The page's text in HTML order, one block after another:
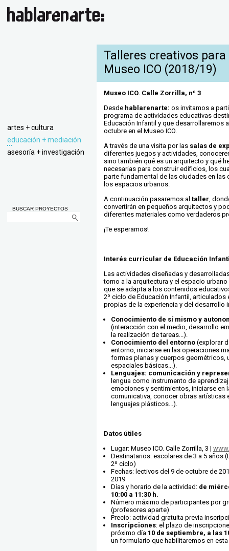
artes + cultura
educación + mediación
asesoría + investigación
BUSCAR PROYECTOS
Talleres creativos
Museo ICO (2018/19)
Museo ICO. Calle Zorrilla, nº 3
Desde hablarenarte: os invitamos a
programa de actividades educativas
Educación Infantil y que desarrollaremos
octubre en el Museo ICO.
A través de una visita por las salas de
diferentes juegos y actividades,
sino también qué es un arquitecto y qué
necesarias para construir edificios, los
parte fundamental de las ciudades en las
los espacios urbanos.
A continuación pasaremos al taller,
convertirán en pequeños arquitectos y
diferentes materiales como verdaderos
¡Te esperamos!
Interés curricular de Educación
Las actividades diseñadas y
torno a la arquitectura y el espacio
que se adapta a los contenidos
2º ciclo de Educación Infantil, articulados
propias de la experiencia y del desarrollo
Conocimiento de sí mismo y
(interacción con el medio, desarrollo
la realización de tareas...).
Conocimiento del entorno (explorar
entorno, iniciarse en las operaciones
formas planas y cuerpos geométricos,
espaciales básicas...).
Lenguajes: comunicación y
lengua como instrumento de
emociones y sentimientos, iniciarse en
comunicativa, conocer obras artísticas
lenguajes plásticos...).
Datos útiles
Lugar: Museo ICO. Calle Zorrilla, 3 |
Destinatarios: escolares de 3 a 5 años
2º ciclo)
Fechas: lectivos del 9 de octubre de
2019
Días y horario de la actividad: de
10:00 a 11:30 h.
Número máximo de participantes por
(profesores aparte)
Precio: actividad gratuita previa
Inscripciones: el plazo de
próximo día 10 de septiembre, a las
un formulario que habilitaremos en